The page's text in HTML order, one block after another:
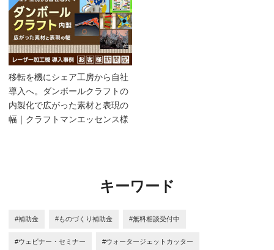
移転を機にシェア工房から自社
導入へ。ダンボールクラフトの
内製化で広がった素材と表現の
幅｜クラフトマンエッセンス様
キーワード
#補助金 #ものづくり補助金 #無料相談受付中
#ウェビナー・セミナー #ウォータージェットカッター